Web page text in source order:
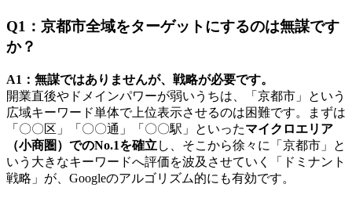
Q1：京都市全域をターゲットにするのは無謀です
か？
A1：無謀ではありませんが、戦略が必要です。
開業直後やドメインパワーが弱いうちは、「京都市」という
広域キーワード単体で上位表示させるのは困難です。まずは
「〇〇区」「〇〇通」「〇〇駅」といったマイクロエリア
（小商圏）でのNo.1を確立 し、そこから徐々に「京都市」と
いう大きなキーワードへ評価を波及させていく「ドミナント
戦略」が、Googleのアルゴリズム的にも有効です。